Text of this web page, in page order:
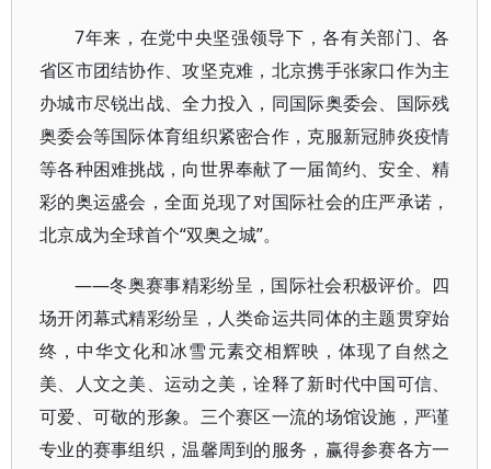
7年来，在党中央坚强领导下，各有关部门、各
省区市团结协作、攻坚克难，北京携手张家口作为主
办城市尽锐出战、全力投入，同国际奥委会、国际残
奥委会等国际体育组织紧密合作，克服新冠肺炎疫情
等各种困难挑战，向世界奉献了一届简约、安全、精
彩的奥运盛会，全面兑现了对国际社会的庄严承诺，
北京成为全球首个“双奥之城”。
——冬奥赛事精彩纷呈，国际社会积极评价。四
场开闭幕式精彩纷呈，人类命运共同体的主题贯穿始
终，中华文化和冰雪元素交相辉映，体现了自然之
美、人文之美、运动之美，诠释了新时代中国可信、
可爱、可敬的形象。三个赛区一流的场馆设施，严谨
专业的赛事组织，温馨周到的服务，赢得参赛各方一